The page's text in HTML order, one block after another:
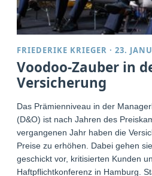
FRIEDERIKE KRIEGER ·23.
Voodoo-Zauber in
Versicherung
Das Prämienniveau in der
(D&O) ist nach Jahren des
vergangenen Jahr haben die
Preise zu erhöhen. Dabei gehen
geschickt vor, kritisierten Kunden
Haftpflichtkonferenz in Hamburg.